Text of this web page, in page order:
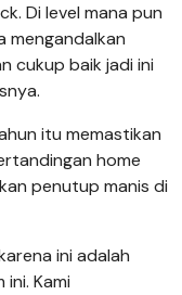
Di level mana pun
mengandalkan
cukup baik jadi ini
itu memastikan
home
penutup manis di
ini adalah
Kami